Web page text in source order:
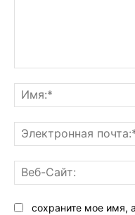
сохраните мое имя,